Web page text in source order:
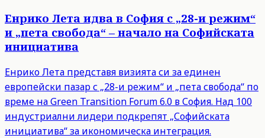
Енрико Лета идва в София с „28-и режим“
и „пета свобода“ – начало на Софийската
инициатива
Енрико Лета представя визията си за единен
европейски пазар с „28-и режим“ и „пета свобода“ по
време на Green Transition Forum 6.0 в София. Над 100
индустриални лидери подкрепят „Софийската
инициатива“ за икономическа интеграция.